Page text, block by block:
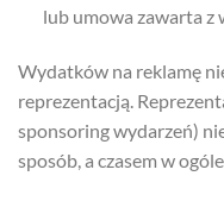
lub umowa zawarta z
Wydatków na reklamę
reprezentacją.
sponsoring wydarzeń)
sposób, a czasem w